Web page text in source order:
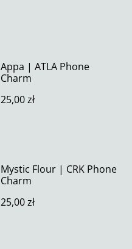
Appa | ATLA Phone
Charm
25,00 zł
Mystic Flour | CRK Phone
Charm
25,00 zł